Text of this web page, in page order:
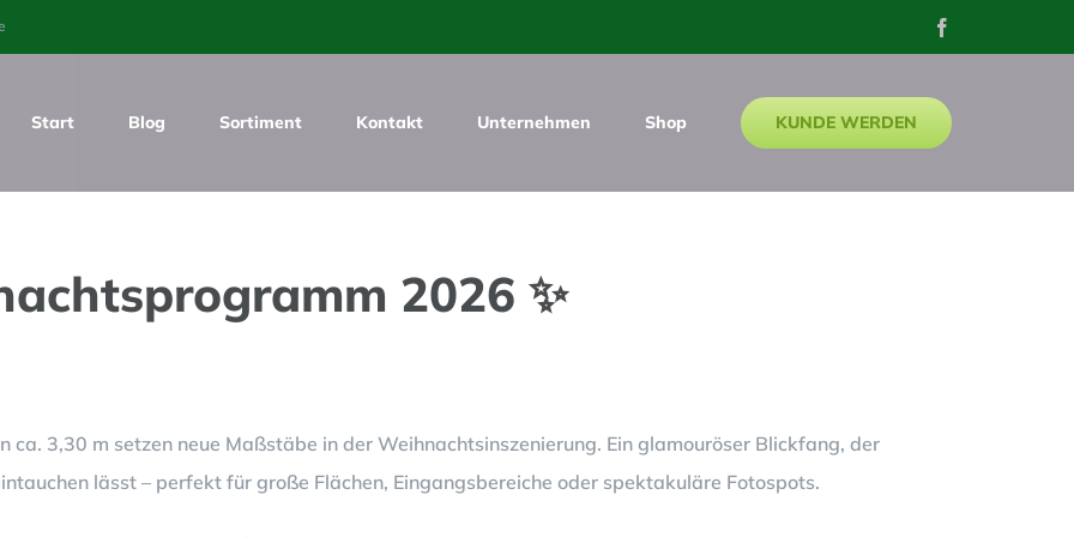
Start Blog Sortiment Kontakt Unternehmen Shop KUNDE WERDEN
2026 ✨
ca. 3,30 m setzen neue Maßstäbe in der Weihnachtsinszenierung. Ein glamouröser Blickfang, der
lässt – perfekt für große Flächen, Eingangsbereiche oder spektakuläre Fotospots.